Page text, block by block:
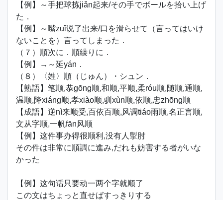
【例】～手把球拣jiǎn起来/その手でボールを拾い上げ
た．
【例】～嘴zuǐ说了出来/口を滑らせて（言ってはいけ
ないことを）言ってしまった．
（７）順次に．順繰りに．
【例】→～延yán．
（８）〈姓〉順（じゅん）・シュン．
【熟語】笔顺,恭gōng顺,和顺,平顺,柔róu顺,随顺,通顺,
温顺,降xiáng顺,孝xiào顺,驯xùn顺,依顺,忠zhōng顺
【成語】逆nì来顺受,百依百顺,风调tiáo雨顺,名正言顺,
文从字顺,一帆fān风顺
【例】这件事办得很顺利,没有人掣肘
その件は非常に順調に進み,だれも妨害する者がいな
かった
【例】这句话只要动一两个字就顺了
この文はちょっと直せばすっきりする